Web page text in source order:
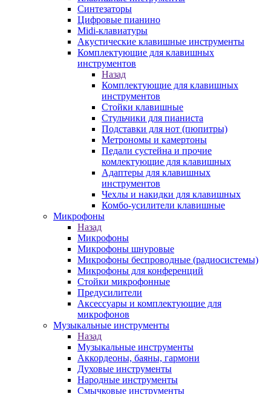
Синтезаторы
Цифровые пианино
Midi-клавиатуры
Акустические клавишные инструменты
Комплектующие для клавишных
инструментов
Назад
Комплектующие для клавишных
инструментов
Стойки клавишные
Стульчики для пианиста
Подставки для нот (пюпитры)
Метрономы и камертоны
Педали сустейна и прочие
комлектующие для клавишных
Адаптеры для клавишных
инструментов
Чехлы и накидки для клавишных
Комбо-усилители клавишные
Микрофоны
Назад
Микрофоны
Микрофоны шнуровые
Микрофоны беспроводные (радиосистемы)
Микрофоны для конференций
Стойки микрофонные
Предусилители
Аксессуары и комплектующие для
микрофонов
Музыкальные инструменты
Назад
Музыкальные инструменты
Аккордеоны, баяны, гармони
Духовые инструменты
Народные инструменты
Смычковые инструменты